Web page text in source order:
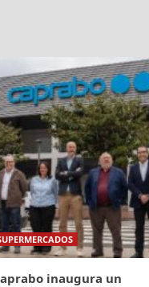
inaugura un